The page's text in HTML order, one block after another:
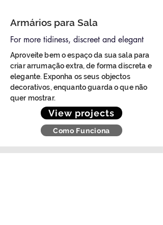
Armários para Sala
For more tidiness, discreet and elegant
Aproveite bem o espaço da sua sala para
criar arrumação extra, de forma discreta e
elegante. Exponha os seus objectos
decorativos, enquanto guarda o que não
quer mostrar.
View projects
Como Funciona